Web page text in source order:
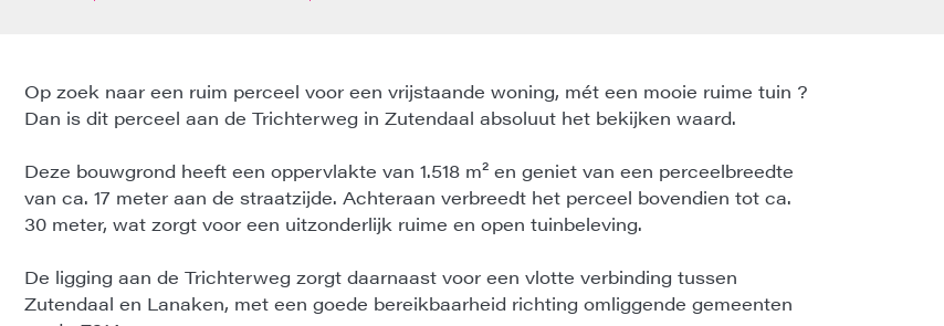
Op zoek naar een ruim perceel voor een vrijstaande woning, mét een mooie ruime tuin ?
Dan is dit perceel aan de Trichterweg in Zutendaal absoluut het bekijken waard.
Deze bouwgrond heeft een oppervlakte van 1.518 m² en geniet van een perceelbreedte
van ca. 17 meter aan de straatzijde. Achteraan verbreedt het perceel bovendien tot ca.
30 meter, wat zorgt voor een uitzonderlijk ruime en open tuinbeleving.
De ligging aan de Trichterweg zorgt daarnaast voor een vlotte verbinding tussen
Zutendaal en Lanaken, met een goede bereikbaarheid richting omliggende gemeenten